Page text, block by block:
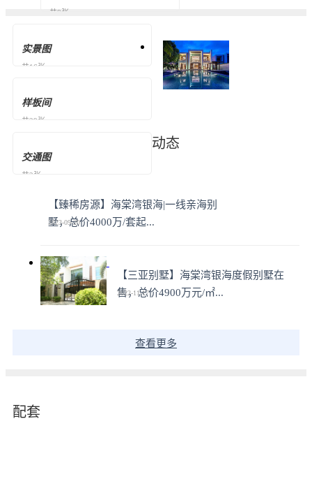
共8张
实景图
共16张
样板间
共29张
交通图
共2张
动态
【臻稀房源】海棠湾银海|一线亲海别
墅，总价4000万/套起...
2023-09-20
【三亚别墅】海棠湾银海度假别墅在
售，总价4900万元/㎡...
2022-11-17
查看更多
配套